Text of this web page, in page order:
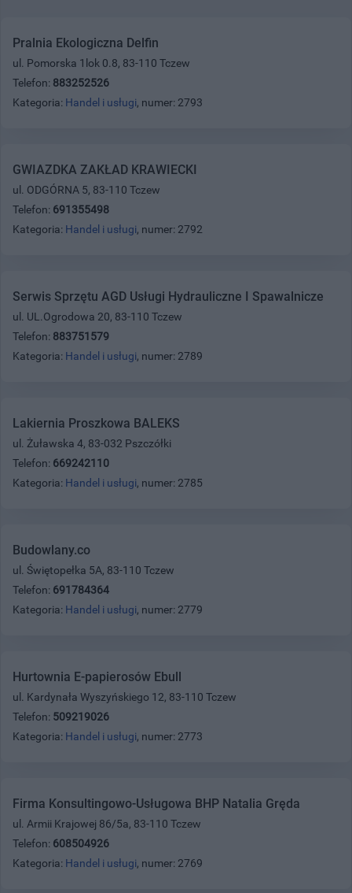
Pralnia Ekologiczna Delfin
ul. Pomorska 1lok 0.8, 83-110 Tczew
Telefon: 883252526
Kategoria: Handel i usługi, numer: 2793
GWIAZDKA ZAKŁAD KRAWIECKI
ul. ODGÓRNA 5, 83-110 Tczew
Telefon: 691355498
Kategoria: Handel i usługi, numer: 2792
Serwis Sprzętu AGD Usługi Hydrauliczne I Spawalnicze
ul. UL.Ogrodowa 20, 83-110 Tczew
Telefon: 883751579
Kategoria: Handel i usługi, numer: 2789
Lakiernia Proszkowa BALEKS
ul. Żuławska 4, 83-032 Pszczółki
Telefon: 669242110
Kategoria: Handel i usługi, numer: 2785
Budowlany.co
ul. Świętopełka 5A, 83-110 Tczew
Telefon: 691784364
Kategoria: Handel i usługi, numer: 2779
Hurtownia E-papierosów Ebull
ul. Kardynała Wyszyńskiego 12, 83-110 Tczew
Telefon: 509219026
Kategoria: Handel i usługi, numer: 2773
Firma Konsultingowo-Usługowa BHP Natalia Gręda
ul. Armii Krajowej 86/5a, 83-110 Tczew
Telefon: 608504926
Kategoria: Handel i usługi, numer: 2769